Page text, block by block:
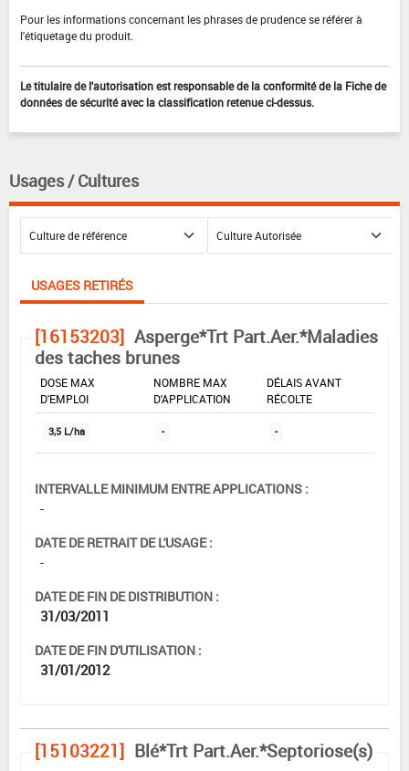
Pour les informations concernant les phrases de prudence se référer à
l'étiquetage du produit.
Le titulaire de l'autorisation est responsable de la conformité de la Fiche de
données de sécurité avec la classification retenue ci-dessus.
Usages / Cultures
USAGES RETIRÉS
[16153203] Asperge*Trt Part.Aer.*Maladies
des taches brunes
DOSE MAX
D'EMPLOI
NOMBRE MAX
D'APPLICATION
DÉLAIS AVANT
RÉCOLTE
3,5 L/ha - -
INTERVALLE MINIMUM ENTRE APPLICATIONS :
-
DATE DE RETRAIT DE L'USAGE :
-
DATE DE FIN DE DISTRIBUTION :
31/03/2011
DATE DE FIN D'UTILISATION :
31/01/2012
[15103221] Blé*Trt Part.Aer.*Septoriose(s)